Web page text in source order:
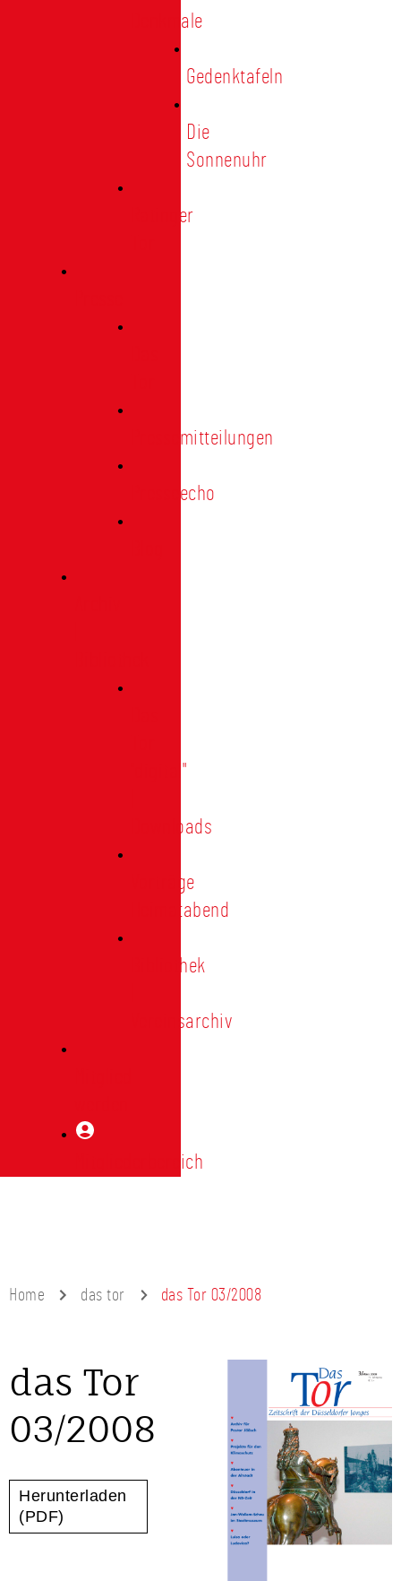
Denkmale
Gedenktafeln
Die
Sonnenuhr
Ratinger
Pressemitteilungen
Presseecho
"digital"
Downloads
Vorträge
Heimatabend
Bibliothek
Vereinsarchiv
Mitgliederbereich
Home das tor das Tor 03/2008
das Tor
03/2008
Herunterladen
(PDF)